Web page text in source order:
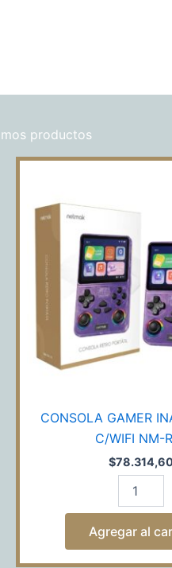
productos
CONSOLA GAMER
C/WIFI NM-
$
C/WIFI
R37
cantidad
Agregar al